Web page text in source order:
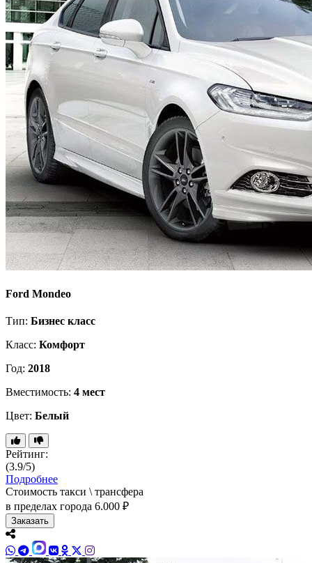
Ford Mondeo
Тип: Бизнес класс
Класс: Комфорт
Год: 2018
Вместимость: 4 мест
Цвет: Белый
Рейтинг:
(3.9/5)
Подробнее
Стоимость такси \ трансфера
в пределах города 6.000 ₽
Заказать